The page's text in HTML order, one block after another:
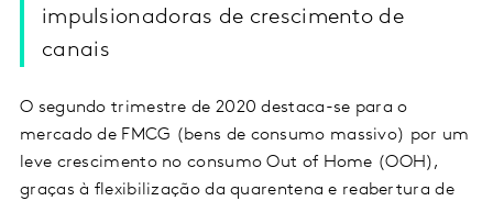
impulsionadoras de crescimento de
canais
O segundo trimestre de 2020 destaca-se para o
mercado de FMCG (bens de consumo massivo) por um
leve crescimento no consumo Out of Home (OOH),
graças à flexibilização da quarentena e reabertura de